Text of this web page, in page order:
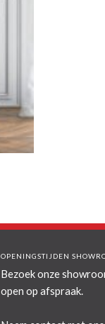
OPENINGSTIJDEN
Bezoek onze
open op afspraak.